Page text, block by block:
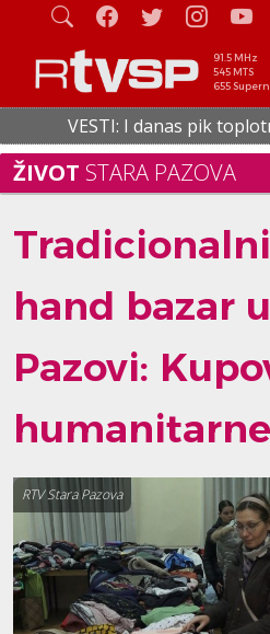
91.5 MHz
545 MTS
655
VESTI: I danas pik toplotnog
ŽIVOT STARA PAZOVA
hand bazar
Pazovi:
RTV Stara Pazova